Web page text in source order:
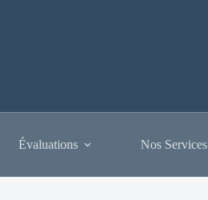
Évaluations Nos Services